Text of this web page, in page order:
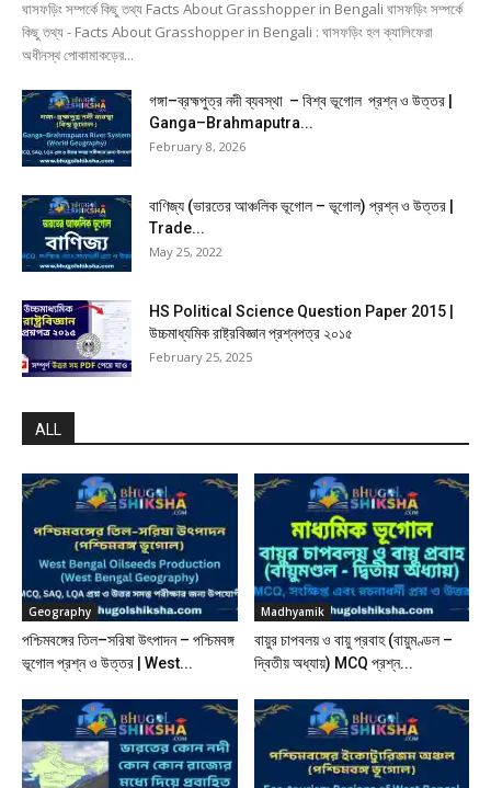
ঘাসফড়িং সম্পর্কে কিছু তথ্য Facts About Grasshopper in Bengali ঘাসফড়িং সম্পর্কে
কিছু তথ্য - Facts About Grasshopper in Bengali : ঘাসফড়িং হল ক্যালিফেরা
অধীনস্থ পোকামাকড়ের...
গঙ্গা–ব্রহ্মপুত্র নদী ব্যবস্থা – বিশ্ব ভূগোল প্রশ্ন ও উত্তর |
Ganga–Brahmaputra...
February 8, 2026
বাণিজ্য (ভারতের আঞ্চলিক ভূগোল – ভূগোল) প্রশ্ন ও উত্তর |
Trade...
May 25, 2022
HS Political Science Question Paper 2015 |
উচ্চমাধ্যমিক রাষ্ট্রবিজ্ঞান প্রশ্নপত্র ২০১৫
February 25, 2025
ALL
Geography
পশ্চিমবঙ্গের তিল–সরিষা উৎপাদন – পশ্চিমবঙ্গ
ভূগোল প্রশ্ন ও উত্তর | West...
Madhyamik
বায়ুর চাপবলয় ও বায়ু প্রবাহ (বায়ুমণ্ডল –
দ্বিতীয় অধ্যায়) MCQ প্রশ্ন...